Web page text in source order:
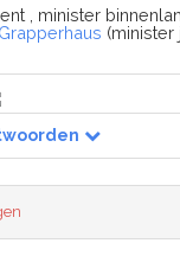
, minister
(minister